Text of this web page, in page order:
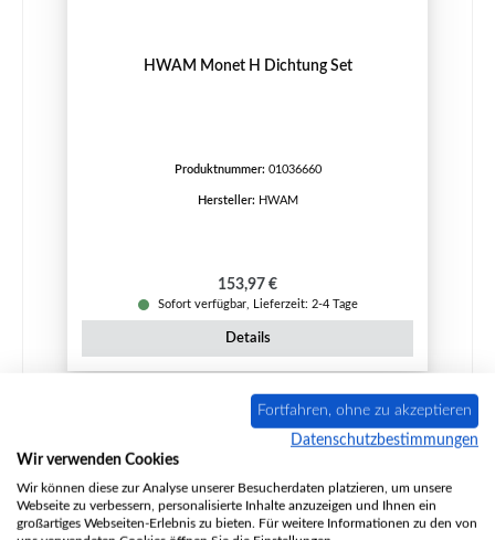
HWAM Monet H Dichtung Set
Produktnummer: 01036660
Hersteller: HWAM
Regulärer Preis:
153,97 €
Sofort verfügbar, Lieferzeit: 2-4 Tage
Details
Fortfahren, ohne zu akzeptieren
Datenschutzbestimmungen
Wir verwenden Cookies
Wir können diese zur Analyse unserer Besucherdaten platzieren, um unsere
Webseite zu verbessern, personalisierte Inhalte anzuzeigen und Ihnen ein
großartiges Webseiten-Erlebnis zu bieten. Für weitere Informationen zu den von